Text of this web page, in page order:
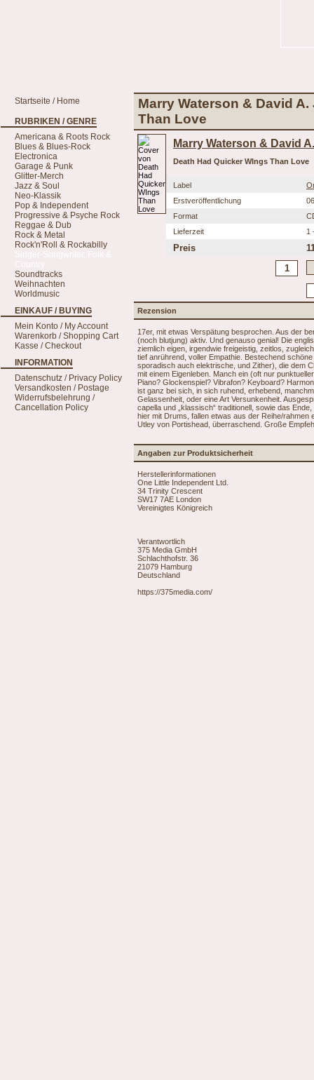
Startseite / Home
RUBRIKEN / GENRE
Americana & Roots Rock
Blues & Blues-Rock
Electronica
Garage & Punk
Glitter-Merch
Jazz & Soul
Neo-Klassik
Pop & Independent
Progressive & Psyche Rock
Reggae & Dub
Rock & Metal
Rock'n'Roll & Rockabilly
Soundtracks
Weihnachten
Worldmusic
EINKAUF / BUYING
Mein Konto / My Account
Warenkorb / Shopping Cart
Kasse / Checkout
INFORMATION
Datenschutz / Privacy Policy
Versandkosten / Postage
Widerrufsbelehrung /
Cancellation Policy
Marry Waterson & David
Than Love
Marry Waterson & David
Death Had Quicker WIngs Than Love
Label
Erstveröffentlichung
Format
Lieferzeit
1
Preis
Rezension
17er, mit etwas Verspätung besprochen. Aus der
(noch blutjung) aktiv. Und genauso genial! Die
ziemlich eigen, irgendwie freigeistig, zeitlos,
tief anrührend, voller Empathie. Bestechend
sporadisch auch elektrische, und Zither), die dem
mit einem Eigenleben. Manch ein (oft nur
Piano? Glockenspiel? Vibrafon? Keyboard?
ist ganz bei sich, in sich ruhend, erhebend,
Gelassenheit, oder eine Art Versunkenheit.
capella und „klassisch“ traditionell, sowie das
hier mit Drums, fallen etwas aus der Reihe/rahmen
Utley von Portishead, überraschend. Große
Angaben zur Produktsicherheit
Herstellerinformationen
One Little Independent Ltd.
34 Trinity Crescent
SW17 7AE London
Vereinigtes Königreich
Verantwortlich
375 Media GmbH
Schlachthofstr. 36
21079 Hamburg
Deutschland
https://375media.com/